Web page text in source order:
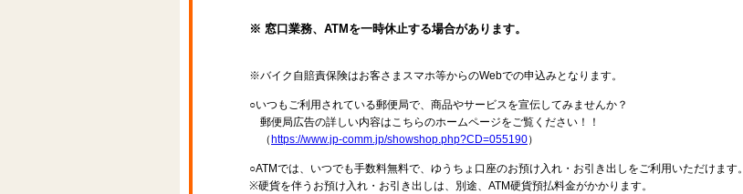
※ 窓口業務、ATMを一時休止する場合があります。
※バイク自賠責保険はお客さまスマホ等からのWebでの申込みとなります。
○いつもご利用されている郵便局で、商品やサービスを宣伝してみませんか？
郵便局広告の詳しい内容はこちらのホームページをご覧ください！！
（ https://www.jp-comm.jp/showshop.php?CD=055190）
○ATMでは、いつでも手数料無料で、ゆうちょ口座のお預け入れ・お引き出しをご利用いただけます。
※硬貨を伴うお預け入れ・お引き出しは、別途、ATM硬貨預払料金がかかります。